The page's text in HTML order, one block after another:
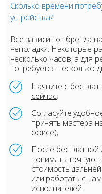
Сколько времени
устройства?
Все зависит от бренда
неполадки. Некоторые
несколько часов, а для
потребуется несколько
Начните с
сейчас;
Согласуйте
принять мастера
офисе);
После бесплатной
понимать точную
стоимость
или работать с
исполнителей.